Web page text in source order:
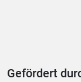
Gefördert